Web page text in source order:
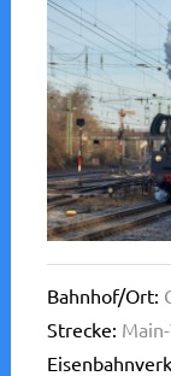
Bahnhof/Ort:
Strecke: